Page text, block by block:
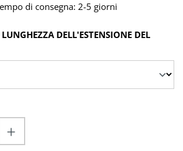
di consegna: 2-5 giorni
DELL'ESTENSIONE DEL
prodotto: inserisci la